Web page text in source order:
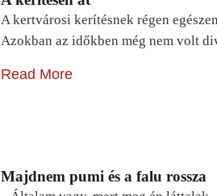
A kertvárosi kerítésnek régen
Azokban az időkben még nem volt
Read More
Majdnem pumi és a falu rossza